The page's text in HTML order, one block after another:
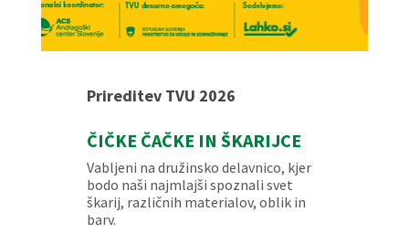
Prireditev TVU 2026
ČIČKE ČAČKE IN ŠKARIJCE
Vabljeni na družinsko delavnico, kjer
bodo naši najmlajši spoznali svet
škarij, različnih materialov, oblik in
barv.